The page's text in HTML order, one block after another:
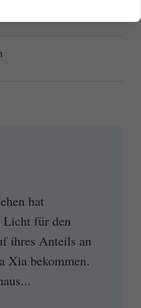
hat
Licht für den
ihres Anteils an
Xia bekommen.